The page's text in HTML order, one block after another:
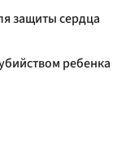
защиты сердца
ребенка